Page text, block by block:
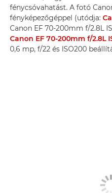
fénycsóvahatást. A fotó
fényképezőgéppel (utódja:
Canon EF 70-200mm f/2.8L
Canon EF 70-200mm f/2.8L
0,6 mp, f/22 és ISO200